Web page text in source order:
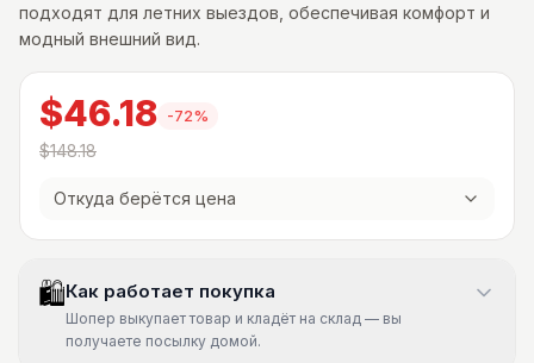
подходят для летних выездов, обеспечивая комфорт и
модный внешний вид.
$46.18 -72%
$148.18
Откуда берётся цена
🛍Как работает покупка
Шопер выкупает товар и кладёт на склад — вы
получаете посылку домой.